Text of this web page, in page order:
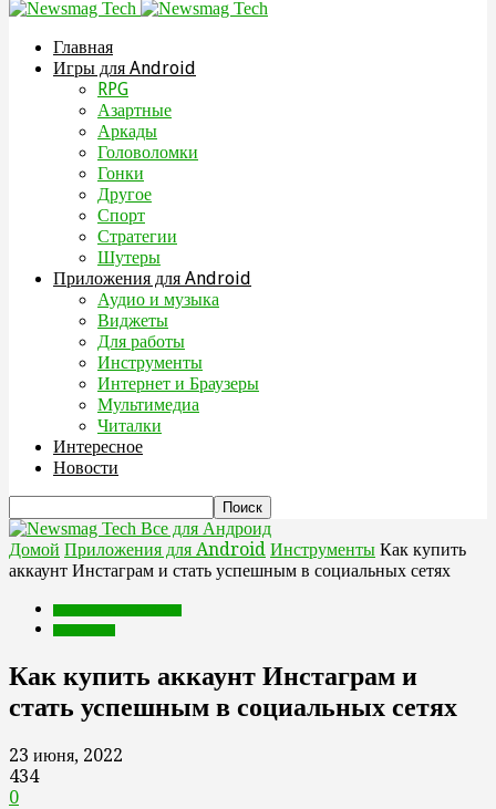
Главная
Игры для Android
RPG
Азартные
Аркады
Головоломки
Гонки
Другое
Спорт
Стратегии
Шутеры
Приложения для Android
Аудио и музыка
Виджеты
Для работы
Инструменты
Интернет и Браузеры
Мультимедиа
Читалки
Интересное
Новости
Все для Андроид
Домой Приложения для Android Инструменты Как купить
аккаунт Инстаграм и стать успешным в социальных сетях
Как купить аккаунт Инстаграм и
стать успешным в социальных сетях
23 июня, 2022
434
0